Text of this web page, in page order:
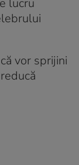
lucru
vor sprijini